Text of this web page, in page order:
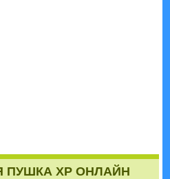
ПУШКА XP ОНЛАЙН